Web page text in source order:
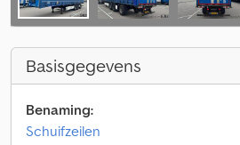
Basisgegevens
Benaming:
Schuifzeilen